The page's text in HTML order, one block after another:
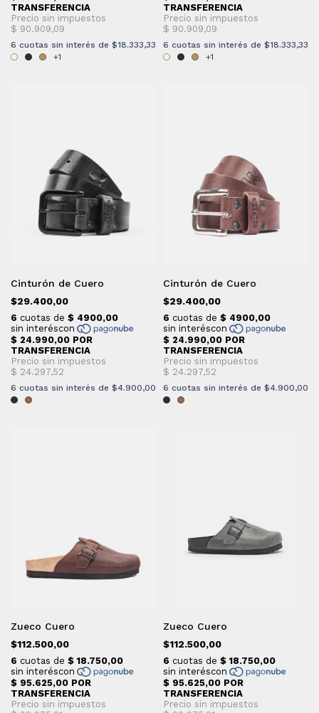
6 cuotas sin interés de $18.333,33
+1
6 cuotas sin interés de $18.333,33
+1
Cinturón de Cuero
$29.400,00
6 cuotas sin interés de $4.900,00
Cinturón de Cuero
$29.400,00
6 cuotas sin interés de $4.900,00
Zueco Cuero
$112.500,00
Zueco Cuero
$112.500,00